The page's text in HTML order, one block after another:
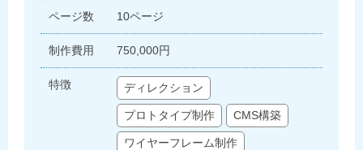
ページ数 10ページ
制作費用 750,000円
特徴 ディレクション
プロトタイプ制作 CMS構築
ワイヤーフレーム制作